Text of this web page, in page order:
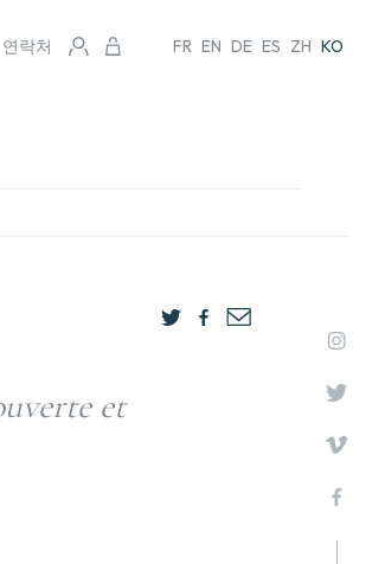
연락처 FR EN DE ES ZH KO
et